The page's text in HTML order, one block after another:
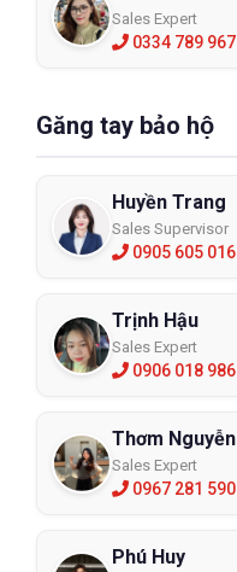
Sales Expert
0334 789 967
Găng tay bảo hộ
Huyền Trang
Sales Supervisor
0905 605 016
Trịnh Hậu
Sales Expert
0906 018 986
Thơm Nguyễn
Sales Expert
0967 281 590
Phú Huy